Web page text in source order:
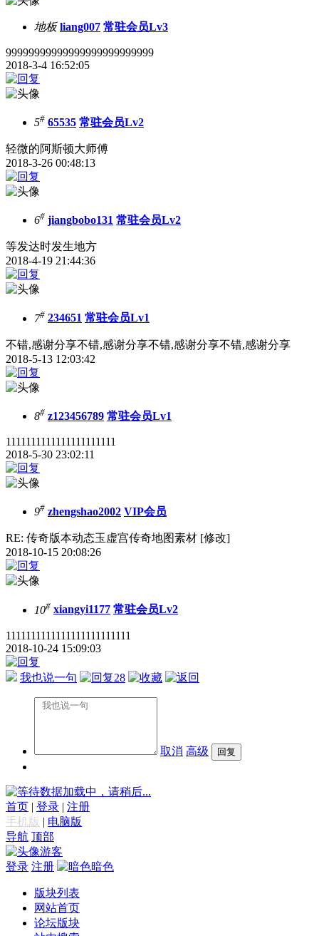
地板 liang007 常驻会员Lv3
99999999999999999999999999
2018-3-4 16:52:05
5# 65535 常驻会员Lv2
轻微的阿斯顿大师傅
2018-3-26 00:48:13
6# jiangbobo131 常驻会员Lv2
等发达时发生地方
2018-4-19 21:44:36
7# 234651 常驻会员Lv1
不错,感谢分享不错,感谢分享不错,感谢分享不错,感谢分享
2018-5-13 12:03:42
8# z123456789 常驻会员Lv1
1111111111111111111111
2018-5-30 23:02:11
9# zhengshao2002 VIP会员
RE: 传奇版本动态玉虚宫传奇地图素材 [修改]
2018-10-15 20:08:26
10# xiangyi1177 常驻会员Lv2
1111111111111111111111111
2018-10-24 15:09:03
我也说一句 28
取消 高级
数据加载中，请稍后...
首页 | 登录 | 注册
手机版 | 电脑版
导航 顶部
游客
登录 注册 暗色
版块列表
网站首页
论坛版块